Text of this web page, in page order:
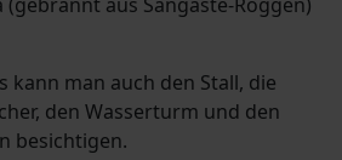
kann man auch den Stall, die
den Wasserturm und den
besichtigen.